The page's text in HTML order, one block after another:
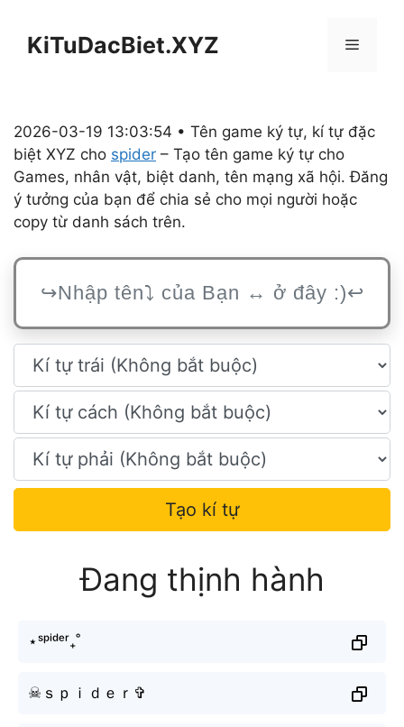
KiTuDacBiet.XYZ Menu
2026-03-19 13:03:54 • Tên game ký tự, kí tự đặc
biệt XYZ cho spider – Tạo tên game ký tự cho
Games, nhân vật, biệt danh, tên mạng xã hội. Đăng
ý tưởng của bạn để chia sẻ cho mọi người hoặc
copy từ danh sách trên.
Tạo kí tự
Đang thịnh hành
⋆ˢᵖⁱᵈᵉʳ₊˚
☠︎︎ｓｐｉｄｅｒ✞︎